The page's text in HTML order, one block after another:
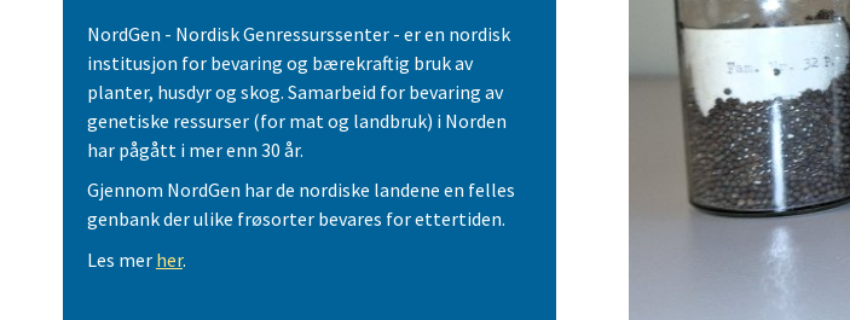
NordGen - Nordisk Genressurssenter - er en nordisk
institusjon for bevaring og bærekraftig bruk av
planter, husdyr og skog. Samarbeid for bevaring av
genetiske ressurser (for mat og landbruk) i Norden
har pågått i mer enn 30 år.
Gjennom NordGen har de nordiske landene en felles
genbank der ulike frøsorter bevares for ettertiden.
Les mer her.